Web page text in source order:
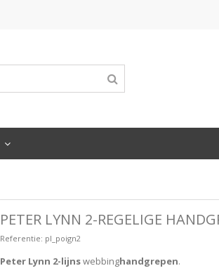
PETER LYNN 2-REGELIGE
Referentie: pl_poign2
Peter Lynn 2-lijnswebbinghandgrepen.